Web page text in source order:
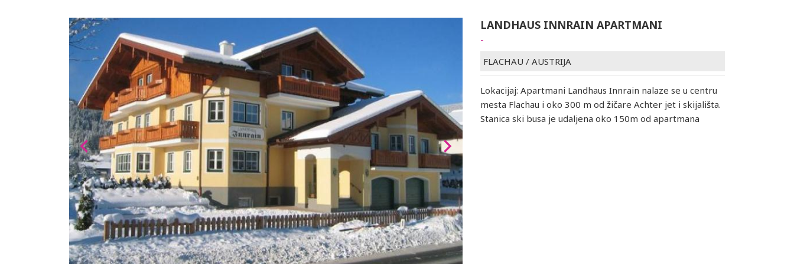
LANDHAUS INNRAIN APARTMANI
-
FLACHAU / AUSTRIJA
Lokacijaj: Apartmani Landhaus Innrain nalaze se u centru
mesta Flachau i oko 300 m od žičare Achter jet i skijališta.
Stanica ski busa je udaljena oko 150m od apartmana